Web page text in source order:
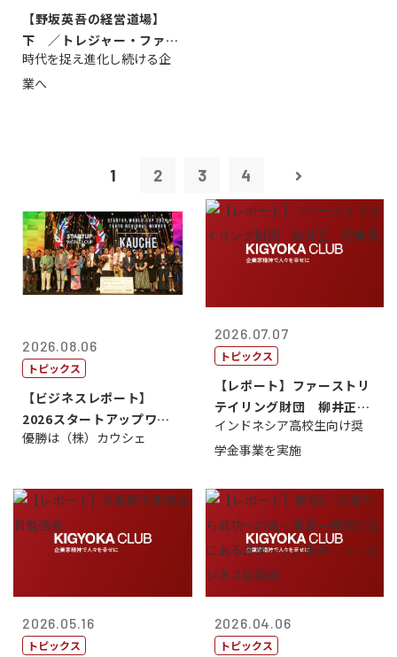
【野坂英吾の経営道場】
下 ／トレジャー・ファク
トリー社長野坂...
時代を捉え進化し続ける企
業へ
1 2 3 4
2026.08.06
トピックス
【ビジネスレポート】
2026スタートアップワー
ルドカップ東京
優勝は（株）カウシェ
2026.07.07
トピックス
【レポート】ファーストリ
テイリング財団 柳井正
理事長
インドネシア高校生向け奨
学金事業を実施
2026.05.16
トピックス
2026.04.06
トピックス